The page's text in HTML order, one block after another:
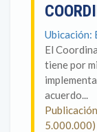
Ubicación:
El
tiene por
acuerdo...
5.000.000)